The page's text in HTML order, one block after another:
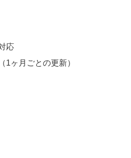
応
1ヶ月ごとの更新）